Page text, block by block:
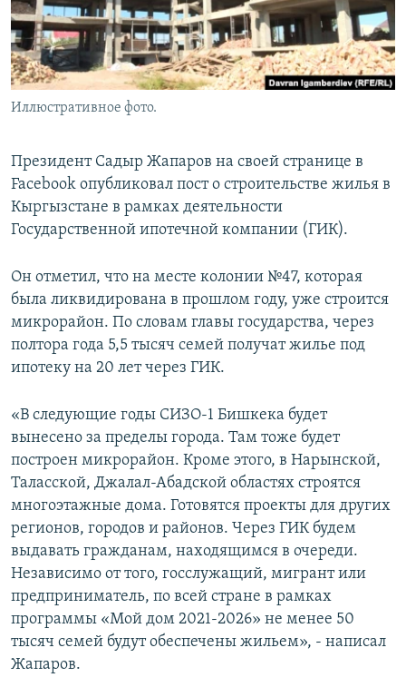
Иллюстративное фото.
Президент Садыр Жапаров на своей странице в
Facebook опубликовал пост о строительстве жилья в
Кыргызстане в рамках деятельности
Государственной ипотечной компании (ГИК).
Он отметил, что на месте колонии №47, которая
была ликвидирована в прошлом году, уже строится
микрорайон. По словам главы государства, через
полтора года 5,5 тысяч семей получат жилье под
ипотеку на 20 лет через ГИК.
«В следующие годы СИЗО-1 Бишкека будет
вынесено за пределы города. Там тоже будет
построен микрорайон. Кроме этого, в Нарынской,
Таласской, Джалал-Абадской областях строятся
многоэтажные дома. Готовятся проекты для других
регионов, городов и районов. Через ГИК будем
выдавать гражданам, находящимся в очереди.
Независимо от того, госслужащий, мигрант или
предприниматель, по всей стране в рамках
программы «Мой дом 2021-2026» не менее 50
тысяч семей будут обеспечены жильем», - написал
Жапаров.